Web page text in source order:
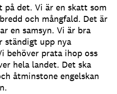
det. Vi är en skatt som
och mångfald. Det är
en samsyn. Vi är bra
ständigt upp nya
behöver prata ihop oss
hela landet. Det ska
åtminstone engelskan